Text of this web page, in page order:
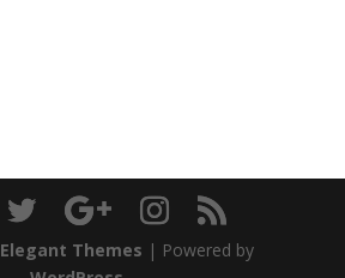
Elegant Themes | Powered by